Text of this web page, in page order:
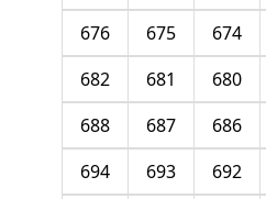
674
675
676
680
681
682
686
687
688
692
693
694